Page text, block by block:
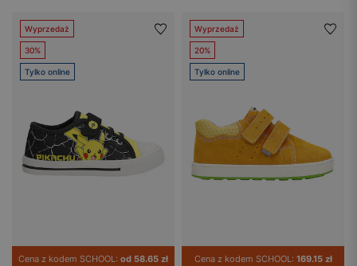
Wyprzedaż
30%
Tylko online
Cena z kodem SCHOOL: od 58.65 zł
Wyprzedaż
20%
Tylko online
Cena z kodem SCHOOL: 169.15 zł